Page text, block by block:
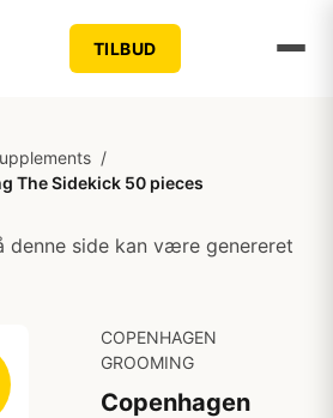
TILBUD
/
The Sidekick 50 pieces
denne side kan være genereret
COPENHAGEN
GROOMING
Copenhagen